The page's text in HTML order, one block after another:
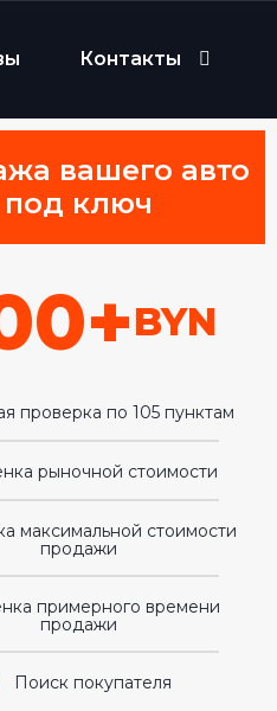
Контакты
вашего авто
под ключ
BYN
проверка по 105 пунктам
рыночной стоимости
максимальной стоимости
продажи
примерного времени
продажи
Поиск покупателя